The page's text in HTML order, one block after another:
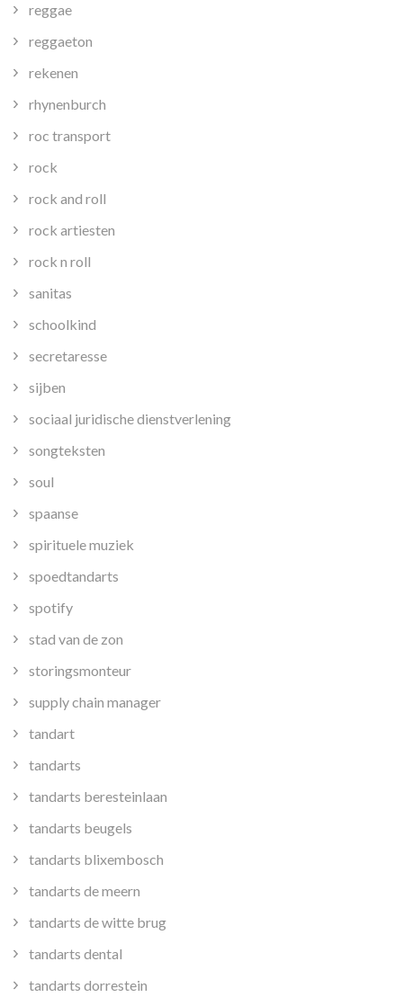
reggae
reggaeton
rekenen
rhynenburch
roc transport
rock
rock and roll
rock artiesten
rock n roll
sanitas
schoolkind
secretaresse
sijben
sociaal juridische dienstverlening
songteksten
soul
spaanse
spirituele muziek
spoedtandarts
spotify
stad van de zon
storingsmonteur
supply chain manager
tandart
tandarts
tandarts beresteinlaan
tandarts beugels
tandarts blixembosch
tandarts de meern
tandarts de witte brug
tandarts dental
tandarts dorrestein